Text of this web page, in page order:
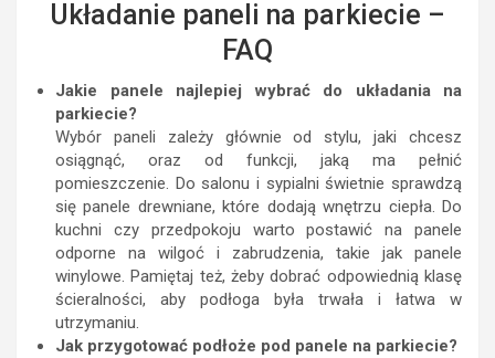
Układanie paneli na parkiecie –
FAQ
Jakie panele najlepiej wybrać do układania na
parkiecie?
Wybór paneli zależy głównie od stylu, jaki chcesz
osiągnąć, oraz od funkcji, jaką ma pełnić
pomieszczenie. Do salonu i sypialni świetnie sprawdzą
się panele drewniane, które dodają wnętrzu ciepła. Do
kuchni czy przedpokoju warto postawić na panele
odporne na wilgoć i zabrudzenia, takie jak panele
winylowe. Pamiętaj też, żeby dobrać odpowiednią klasę
ścieralności, aby podłoga była trwała i łatwa w
utrzymaniu.
Jak przygotować podłoże pod panele na parkiecie?